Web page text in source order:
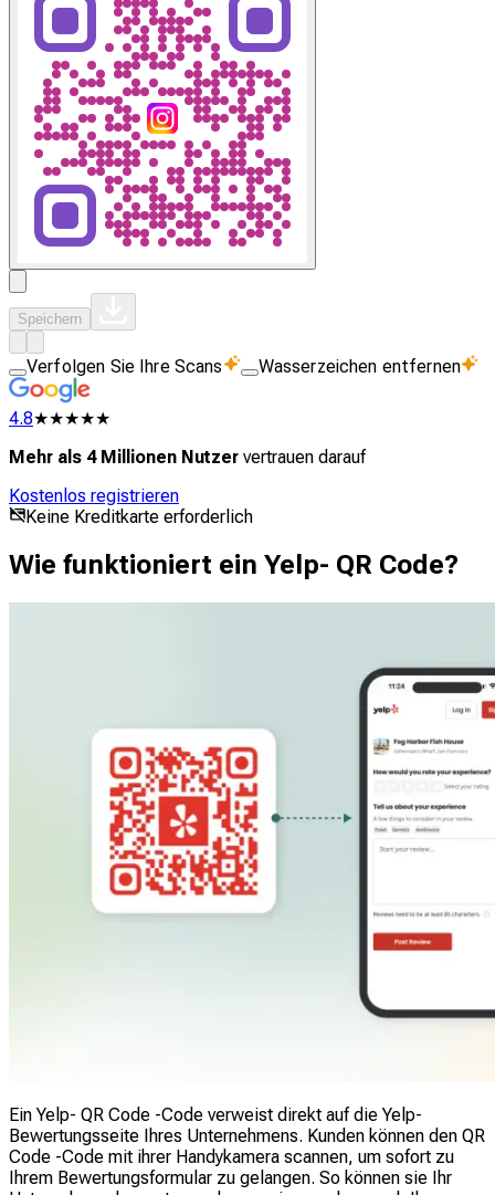
Speichern
Verfolgen Sie Ihre Scans Wasserzeichen entfernen
4.8★★★★★
Mehr als 4 Millionen Nutzer vertrauen darauf
Kostenlos registrieren
Keine Kreditkarte erforderlich
Wie funktioniert ein Yelp- QR Code?
Ein Yelp- QR Code -Code verweist direkt auf die Yelp-
Bewertungsseite Ihres Unternehmens. Kunden können den QR
Code -Code mit ihrer Handykamera scannen, um sofort zu
Ihrem Bewertungsformular zu gelangen. So können sie Ihr